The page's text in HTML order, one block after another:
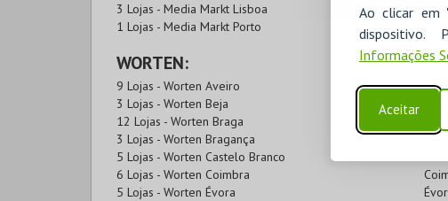
Ao clicar em
Informações
Aceitar
3 Lojas - Media Markt Lisboa
1 Lojas - Media Markt Porto
Porto
WORTEN:
9 Lojas - Worten Aveiro
3 Lojas - Worten Beja
12 Lojas - Worten Braga
3 Lojas - Worten Bragança
5 Lojas - Worten Castelo Branco
6 Lojas - Worten Coimbra
5 Lojas - Worten Évora